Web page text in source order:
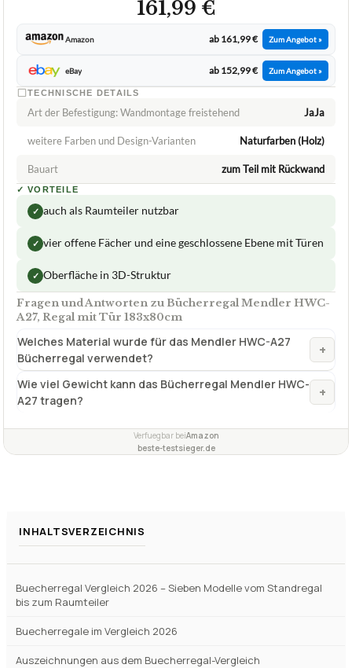
161,99 €
Amazon ab 161,99 € Zum Angebot »
eBay ab 152,99 € Zum Angebot »
TECHNISCHE DETAILS
Art der Befestigung: Wandmontage freistehend JaJa
weitere Farben und Design-Varianten Naturfarben (Holz)
Bauart zum Teil mit Rückwand
✓ VORTEILE
✓ auch als Raumteiler nutzbar
✓ vier offene Fächer und eine geschlossene Ebene mit Türen
✓ Oberfläche in 3D-Struktur
Fragen und Antworten zu Bücherregal Mendler HWC-
A27, Regal mit Tür 183x80cm
Welches Material wurde für das Mendler HWC-A27
Bücherregal verwendet?
+
Wie viel Gewicht kann das Bücherregal Mendler HWC-
A27 tragen?
+
Verfuegbar beiAmazon
beste-testsieger.de
INHALTSVERZEICHNIS
Buecherregal Vergleich 2026 – Sieben Modelle vom Standregal
bis zum Raumteiler
Buecherregale im Vergleich 2026
Auszeichnungen aus dem Buecherregal-Vergleich